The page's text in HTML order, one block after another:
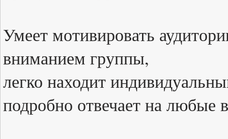
Умеет мотивировать
вниманием группы,
легко находит
подробно отвечает на